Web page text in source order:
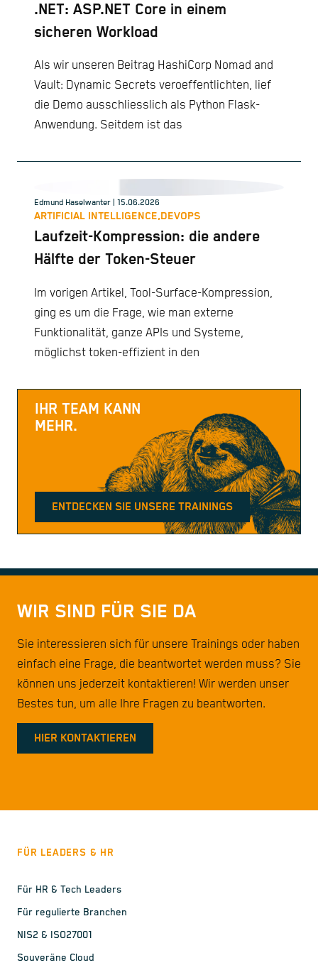
.NET: ASP.NET Core in einem
sicheren Workload
Als wir unseren Beitrag HashiCorp Nomad and
Vault: Dynamic Secrets veroeffentlichten, lief
die Demo ausschliesslich als Python Flask-
Anwendung. Seitdem ist das
Edmund Haselwanter | 15.06.2026
ARTIFICIAL INTELLIGENCE,DEVOPS
Laufzeit-Kompression: die andere
Hälfte der Token-Steuer
Im vorigen Artikel, Tool-Surface-Kompression,
ging es um die Frage, wie man externe
Funktionalität, ganze APIs und Systeme,
möglichst token-effizient in den
IHR TEAM KANN
MEHR.
ENTDECKEN SIE UNSERE TRAININGS
WIR SIND FÜR SIE DA
Sie interessieren sich für unsere Trainings oder haben
einfach eine Frage, die beantwortet werden muss? Sie
können uns jederzeit kontaktieren! Wir werden unser
Bestes tun, um alle Ihre Fragen zu beantworten.
HIER KONTAKTIEREN
FÜR LEADERS & HR
Für HR & Tech Leaders
Für regulierte Branchen
NIS2 & ISO27001
Souveräne Cloud